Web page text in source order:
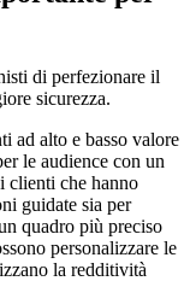
di perfezionare il
sicurezza.
ad alto e basso valore
le audience con un
clienti che hanno
guidate sia per
quadro più preciso
personalizzare le
la redditività